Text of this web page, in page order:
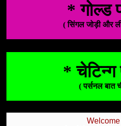
* गोल्ड
( सिंगल जोड़ी और
*
( पर्सनल बात